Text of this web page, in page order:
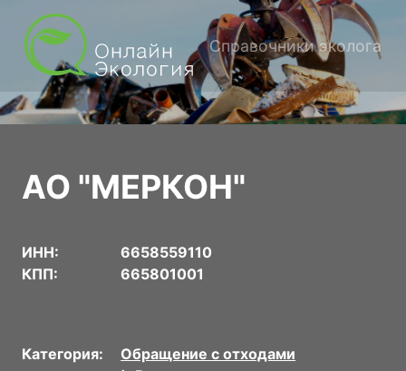
Справочники эколога
АО "МЕРКОН"
ИНН:
6658559110
КПП:
665801001
Категория:
Обращение с отходами